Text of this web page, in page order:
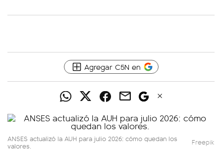
Agregar C5N en
ANSES actualizó la AUH para julio 2026: cómo quedan los
valores. Freepik